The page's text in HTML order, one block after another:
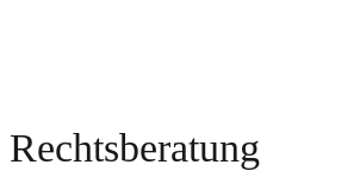
Rechtsberatung